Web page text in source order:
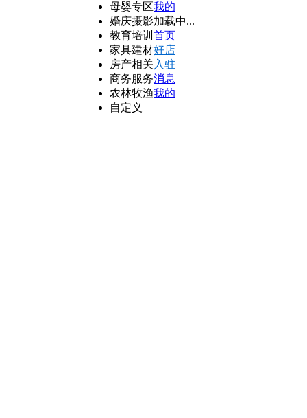
母婴专区
婚庆摄影
教育培训
家具建材
房产相关
商务服务
农林牧渔
自定义
我的
加载中...
首页
好店
入驻
消息
我的